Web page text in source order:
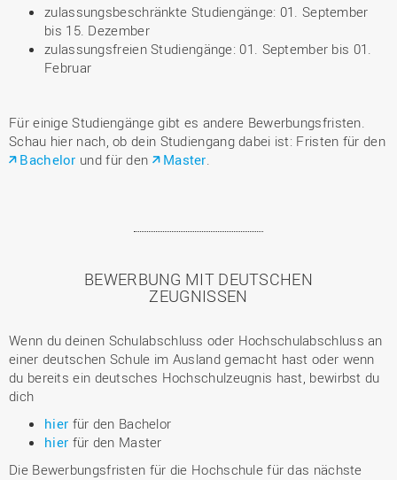
zulassungsbeschränkte Studiengänge: 01. September
bis 15. Dezember
zulassungsfreien Studiengänge: 01. September bis 01.
Februar
Für einige Studiengänge gibt es andere Bewerbungsfristen.
Schau hier nach, ob dein Studiengang dabei ist: Fristen für den
Bachelor und für den Master
BEWERBUNG MIT DEUTSCHEN
ZEUGNISSEN
Wenn du deinen Schulabschluss oder Hochschulabschluss an
einer deutschen Schule im Ausland gemacht hast oder wenn
du bereits ein deutsches Hochschulzeugnis hast, bewirbst du
dich
hier für den Bachelor
hier für den Master
Die Bewerbungsfristen für die Hochschule für das nächste